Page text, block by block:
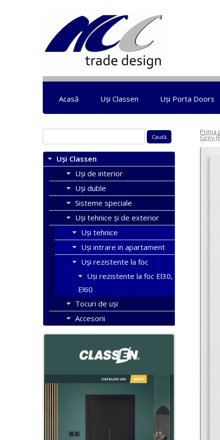
Acasă Uși Classen Uși Porta Doors
Prima
Grey
după:
Uși Classen
Uși de interior
Uşi duble
Sisteme speciale
Uși tehnice și de exterior
Uși tehnice
Uși intrare in apartament
Uși rezistente la foc
Uși rezistente la foc El30,
El60
Tocuri de uși
Accesorii